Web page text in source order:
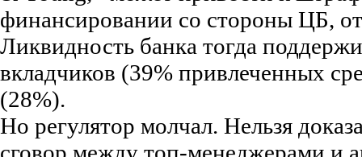
финансировании со стороны ЦБ,
Ликвидность банка тогда
вкладчиков (39% привлеченных
(28%).
Но регулятор молчал. Нельзя